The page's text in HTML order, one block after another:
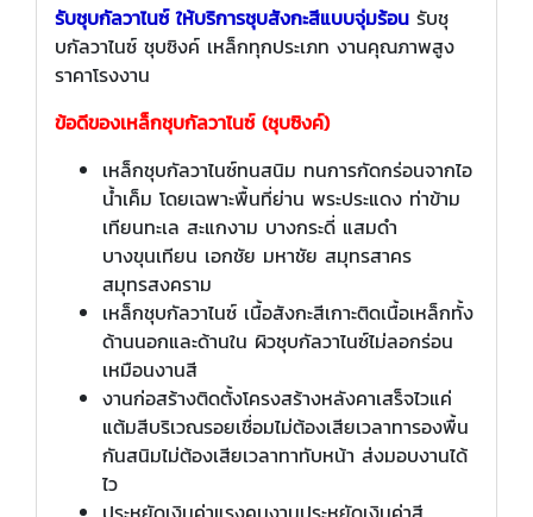
รับชุบกัลวาไนซ์ ให้บริการชุบสังกะสีแบบจุ่มร้อน รับชุ
บกัลวาไนซ์ ชุบซิงค์ เหล็กทุกประเภท งานคุณภาพสูง
ราคาโรงงาน
ข้อดีของเหล็กชุบกัลวาไนซ์ (ชุบซิงค์)
เหล็กชุบกัลวาไนซ์ทนสนิม ทนการกัดกร่อนจากไอ
น้ำเค็ม โดยเฉพาะพื้นที่ย่าน พระประแดง ท่าข้าม
เทียนทะเล สะแกงาม บางกระดี่ แสมดำ
บางขุนเทียน เอกชัย มหาชัย สมุทรสาคร
สมุทรสงคราม
เหล็กชุบกัลวาไนซ์ เนื้อสังกะสีเกาะติดเนื้อเหล็กทั้ง
ด้านนอกและด้านใน ผิวชุบกัลวาไนซ์ไม่ลอกร่อน
เหมือนงานสี
งานก่อสร้างติดตั้งโครงสร้างหลังคาเสร็จไวแค่
แต้มสีบริเวณรอยเชื่อมไม่ต้องเสียเวลาทารองพื้น
กันสนิมไม่ต้องเสียเวลาทาทับหน้า ส่งมอบงานได้
ไว